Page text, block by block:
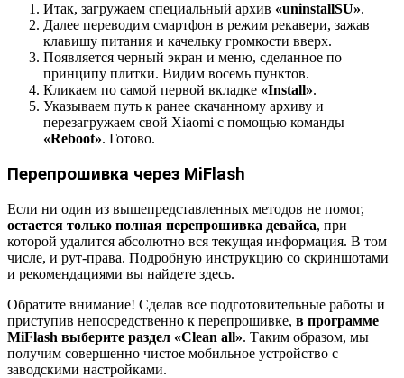
Итак, загружаем специальный архив «uninstallSU».
Далее переводим смартфон в режим рекавери, зажав
клавишу питания и качельку громкости вверх.
Появляется черный экран и меню, сделанное по
принципу плитки. Видим восемь пунктов.
Кликаем по самой первой вкладке «Install».
Указываем путь к ранее скачанному архиву и
перезагружаем свой Xiaomi с помощью команды
«Reboot». Готово.
Перепрошивка через MiFlash
Если ни один из вышепредставленных методов не помог,
остается только полная перепрошивка девайса, при
которой удалится абсолютно вся текущая информация. В том
числе, и рут-права. Подробную инструкцию со скриншотами
и рекомендациями вы найдете здесь.
Обратите внимание! Сделав все подготовительные работы и
приступив непосредственно к перепрошивке, в программе
MiFlash выберите раздел «Clean all». Таким образом, мы
получим совершенно чистое мобильное устройство с
заводскими настройками.